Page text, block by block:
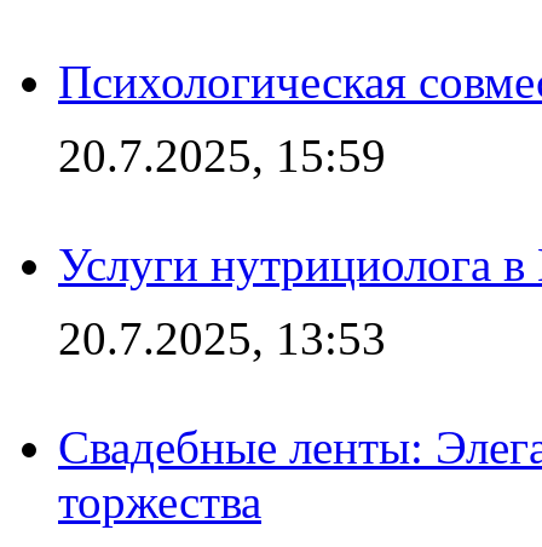
Психологическая
20.7.2025, 15:59
Услуги нутрициолога
20.7.2025, 13:53
Свадебные ленты:
торжества